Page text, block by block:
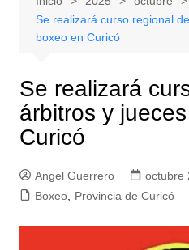
Se realizará curso regional
boxeo en Curicó
Se realizará
árbitros y
Curicó
Angel Guerrero
octubre
Boxeo, Provincia de Curicó